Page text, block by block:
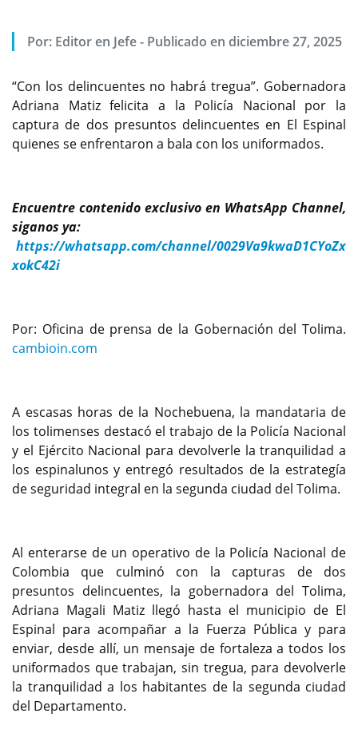
Por: Editor en Jefe - Publicado en diciembre 27, 2025
“Con los delincuentes no habrá tregua”. Gobernadora
Adriana Matiz felicita a la Policía Nacional por la
captura de dos presuntos delincuentes en El Espinal
quienes se enfrentaron a bala con los uniformados.
Encuentre contenido exclusivo en WhatsApp Channel,
siganos ya:
https://whatsapp.com/channel/0029Va9kwaD1CYoZx
xokC42i
Por: Oficina de prensa de la Gobernación del Tolima.
cambioin.com
A escasas horas de la Nochebuena, la mandataria de
los tolimenses destacó el trabajo de la Policía Nacional
y el Ejército Nacional para devolverle la tranquilidad a
los espinalunos y entregó resultados de la estrategía
de seguridad integral en la segunda ciudad del Tolima.
Al enterarse de un operativo de la Policía Nacional de
Colombia que culminó con la capturas de dos
presuntos delincuentes, la gobernadora del Tolima,
Adriana Magali Matiz llegó hasta el municipio de El
Espinal para acompañar a la Fuerza Pública y para
enviar, desde allí, un mensaje de fortaleza a todos los
uniformados que trabajan, sin tregua, para devolverle
la tranquilidad a los habitantes de la segunda ciudad
del Departamento.